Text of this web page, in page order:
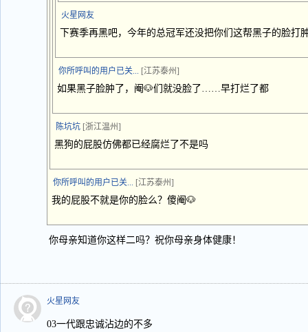
火星网友
下赛季再黑吧，今年的总冠军还没把你们这帮黑子的脸打
你所呼叫的用户已关... [江苏泰州]
如果黑子脸肿了，阉🐶们就没脸了……早打烂了都
陈坑坑 [浙江温州]
黑狗的屁股仿佛都已经腐烂了不是吗
你所呼叫的用户已关... [江苏泰州]
我的屁股不就是你的脸么？傻阉🐶
你母亲知道你这样二吗？祝你母亲身体健康！
火星网友
03一代跟忠诚沾边的不多